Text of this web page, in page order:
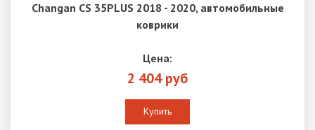
Changan CS 35PLUS 2018 - 2020, автомобильные
коврики
Цена:
2 404 руб
Купить